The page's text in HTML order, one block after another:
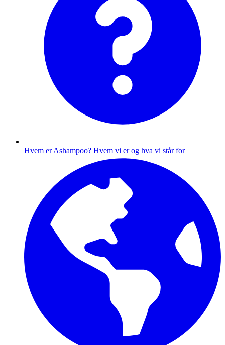
Hvem er Ashampoo? Hvem vi er og hva vi står for